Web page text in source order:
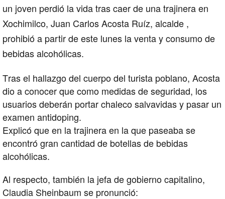
un joven perdió la vida tras caer de una trajinera en
Xochimilco, Juan Carlos Acosta Ruíz, alcalde ,
prohibió a partir de este lunes la venta y consumo de
bebidas alcohólicas.
Tras el hallazgo del cuerpo del turista poblano, Acosta
dio a conocer que como medidas de seguridad, los
usuarios deberán portar chaleco salvavidas y pasar un
examen antidoping.
Explicó que en la trajinera en la que paseaba se
encontró gran cantidad de botellas de bebidas
alcohólicas.
Al respecto, también la jefa de gobierno capitalino,
Claudia Sheinbaum se pronunció: